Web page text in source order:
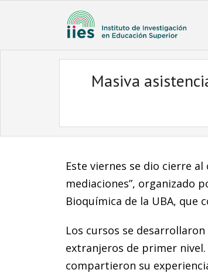
Masiva
Este viernes se dio cierre
mediaciones”, organizado
Bioquímica de la UBA, que
Los cursos se
extranjeros de primer
compartieron su